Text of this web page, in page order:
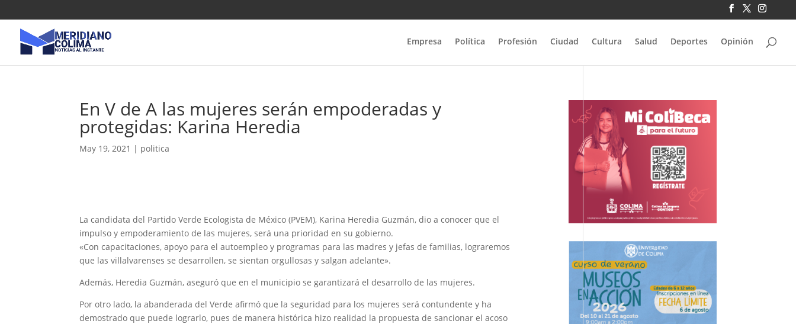
Empresa Política Profesión Ciudad Cultura Salud Deportes Opinión
En V de A las mujeres serán empoderadas y
protegidas: Karina Heredia
May 19, 2021 | politica
La candidata del Partido Verde Ecologista de México (PVEM), Karina Heredia Guzmán, dio a conocer que el
impulso y empoderamiento de las mujeres, será una prioridad en su gobierno.
«Con capacitaciones, apoyo para el autoempleo y programas para las madres y jefas de familias, lograremos
que las villalvarenses se desarrollen, se sientan orgullosas y salgan adelante».
Además, Heredia Guzmán, aseguró que en el municipio se garantizará el desarrollo de las mujeres.
Por otro lado, la abanderada del Verde afirmó que la seguridad para los mujeres será contundente y ha
demostrado que puede lograrlo, pues de manera histórica hizo realidad la propuesta de sancionar el acoso